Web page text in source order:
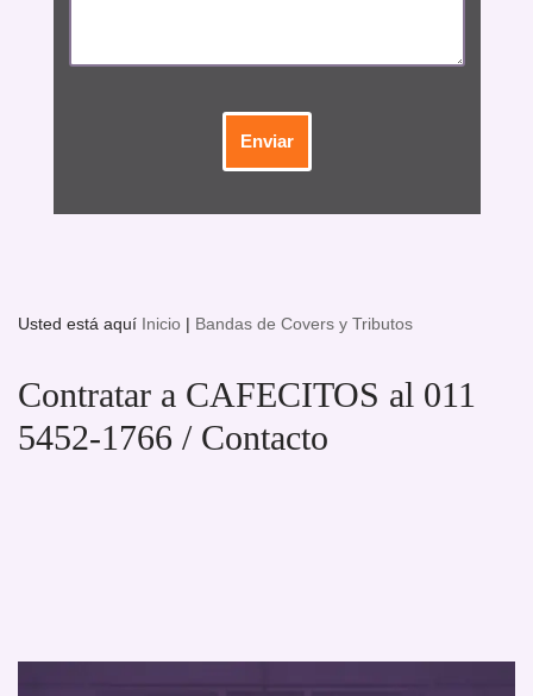
Usted está aquí Inicio | Bandas de Covers y Tributos
Contratar a CAFECITOS al 011
5452-1766 / Contacto